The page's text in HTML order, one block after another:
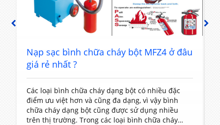
PREVIOUS
Nạp sạc bình chữa cháy bột MFZ4 ở đâu
giá rẻ nhất ?
Các loại bình chữa cháy dạng bột có nhiều đặc
điểm ưu việt hơn và cũng đa dạng, vì vậy bình
chữa cháy dạng bột cũng được sử dụng nhiều
trên thị trường. Trong các loại bình chữa cháy
NEXT